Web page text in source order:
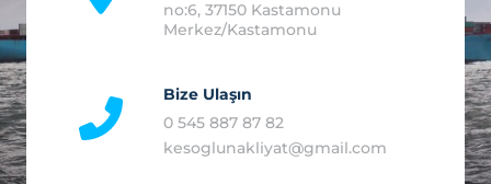
no:6, 37150 Kastamonu
Merkez/Kastamonu
0 545 887 87 82
kesoglunakliyat@gmail.com